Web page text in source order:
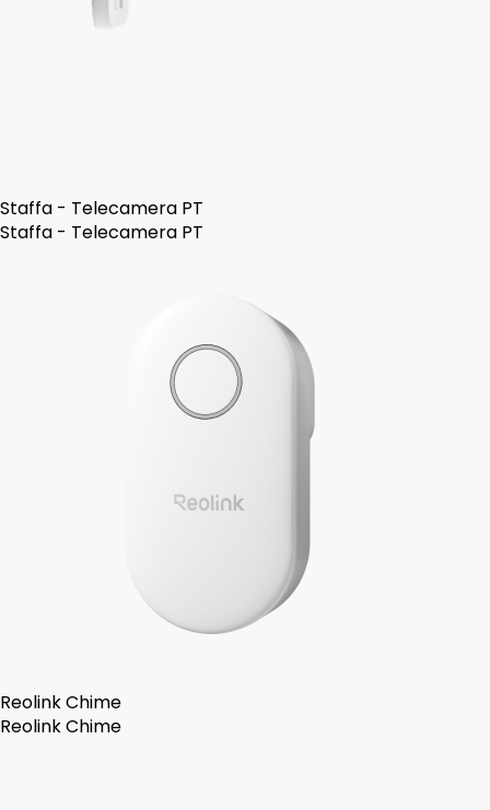
Staffa - Telecamera PT
Staffa - Telecamera PT
Reolink Chime
Reolink Chime